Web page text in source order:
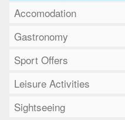
Accomodation
Gastronomy
Sport Offers
Leisure Activities
Sightseeing